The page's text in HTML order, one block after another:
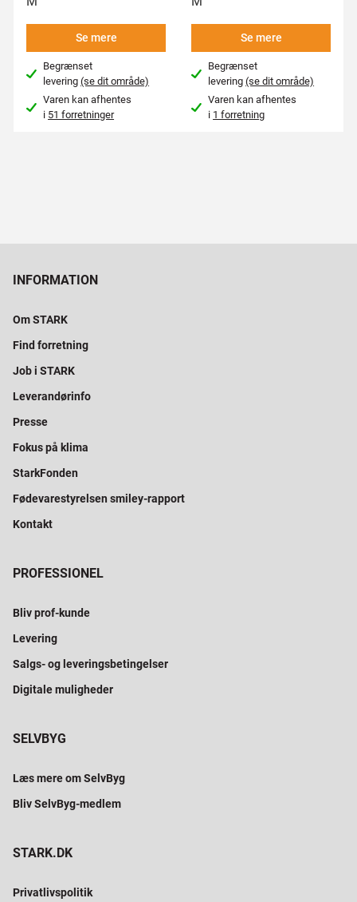
Se mere
Begrænset
levering(se dit område)
Varen kan afhentes
i 51 forretninger
Se mere
Begrænset
levering(se dit område)
Varen kan afhentes
i 1 forretning
INFORMATION
Om STARK
Find forretning
Job i STARK
Leverandørinfo
Presse
Fokus på klima
StarkFonden
Fødevarestyrelsen smiley-rapport
Kontakt
PROFESSIONEL
Bliv prof-kunde
Levering
Salgs- og leveringsbetingelser
Digitale muligheder
SELVBYG
Læs mere om SelvByg
Bliv SelvByg-medlem
STARK.DK
Privatlivspolitik